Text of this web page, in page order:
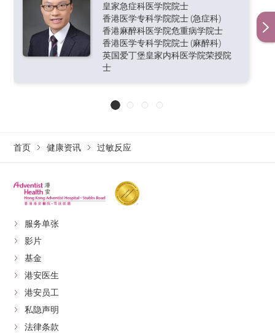
皇家急症科医学院院士
香港医学专科学院院士 (急症科)
香港麻醉科医学院危重病学院士
香港医学专科学院院士 (麻醉科)
英国爱丁堡皇家内科医学院荣授院
士
首页 健康资讯 过敏反应
服务单张
影片
基金
港安医生
港安员工
私隐声明
法律条款